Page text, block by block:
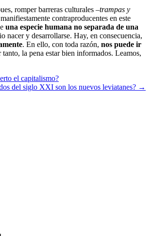
romper barreras culturales –trampas y
contraproducentes en este
una especie humana no separada de una
nacer y desarrollarse. Hay, en consecuencia,
. En ello, con toda razón, nos puede ir
tanto, la pena estar bien informados. Leamos,
el capitalismo?
del siglo XXI son los nuevos leviatanes? →